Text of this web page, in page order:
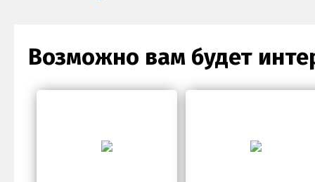
Возможно вам будет